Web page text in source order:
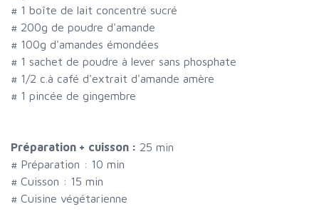
# 1 boîte de lait concentré sucré
# 200g de poudre d'amande
# 100g d'amandes émondées
# 1 sachet de poudre à lever sans phosphate
# 1/2 c.à café d'extrait d'amande amère
# 1 pincée de gingembre
Préparation + cuisson : 25 min
# Préparation : 10 min
# Cuisson : 15 min
# Cuisine végétarienne